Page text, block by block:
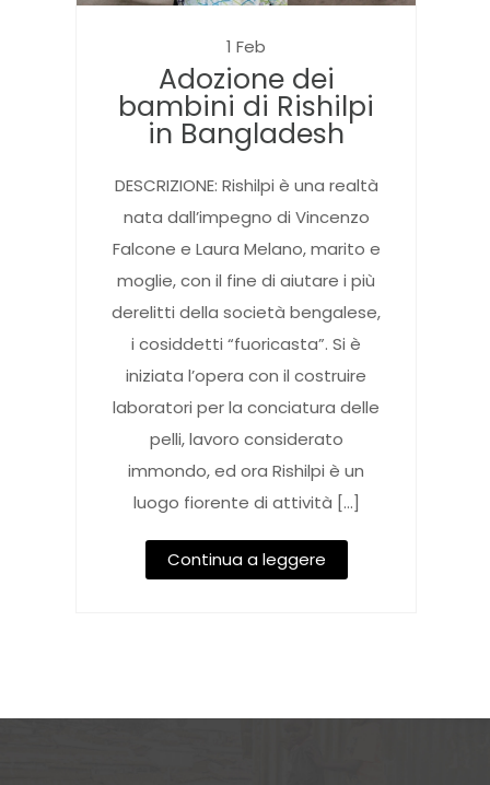
1 Feb
Adozione dei
bambini di Rishilpi
in Bangladesh
DESCRIZIONE: Rishilpi è una realtà
nata dall’impegno di Vincenzo
Falcone e Laura Melano, marito e
moglie, con il fine di aiutare i più
derelitti della società bengalese,
i cosiddetti “fuoricasta”. Si è
iniziata l’opera con il costruire
laboratori per la conciatura delle
pelli, lavoro considerato
immondo, ed ora Rishilpi è un
luogo fiorente di attività […]
Continua a leggere